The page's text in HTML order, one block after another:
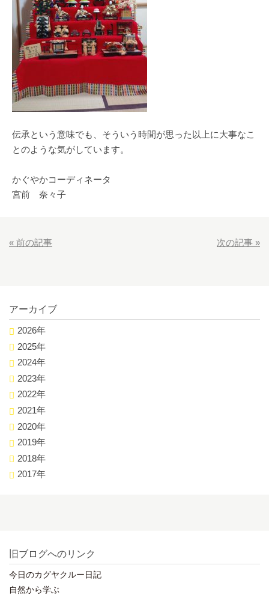
伝承という意味でも、そういう時間が思った以上に大事なこ
とのような気がしています。
かぐやかコーディネータ
宮前 奈々子
« 前の記事 次の記事 »
アーカイブ
2026年
2025年
2024年
2023年
2022年
2021年
2020年
2019年
2018年
2017年
旧ブログへのリンク
今日のカグヤクルー日記
自然から学ぶ